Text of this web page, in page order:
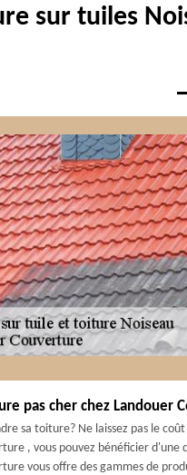
sur tuiles
pas cher chez Landouer
sa toiture? Ne laissez pas le
, vous pouvez bénéficier
vous offre des gammes de